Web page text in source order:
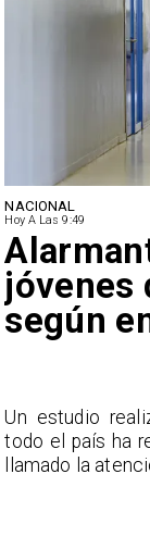
NACIONAL
Hoy A Las 9:49
jóvenes
según
Un estudio
todo el país ha
llamado la